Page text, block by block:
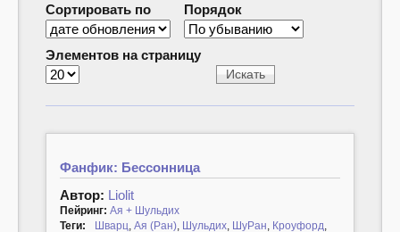
Сортировать по Порядок
Элементов на страницу
Фанфик: Бессонница
Автор: Liolit
Пейринг: Ая + Шульдих
Теги:
Шварц Ая (Ран) Шульдих ШуРан Кроуфорд